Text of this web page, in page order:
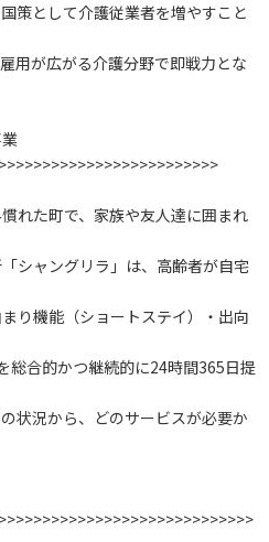
策として介護従業者を増やすこと
用が広がる介護分野で即戦力とな
業
れた町で、家族や友人達に囲まれ
シャングリラ」は、高齢者が自宅
り機能（ショートステイ）・出向
総合的かつ継続的に24時間365日提
状況から、どのサービスが必要か